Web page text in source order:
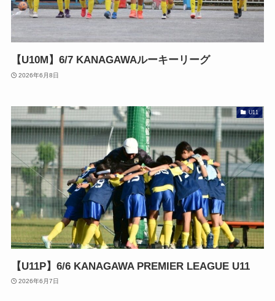
【U10M】6/7 KANAGAWAルーキーリーグ
2026年6月8日
U11
【U11P】6/6 KANAGAWA PREMIER LEAGUE U11
2026年6月7日